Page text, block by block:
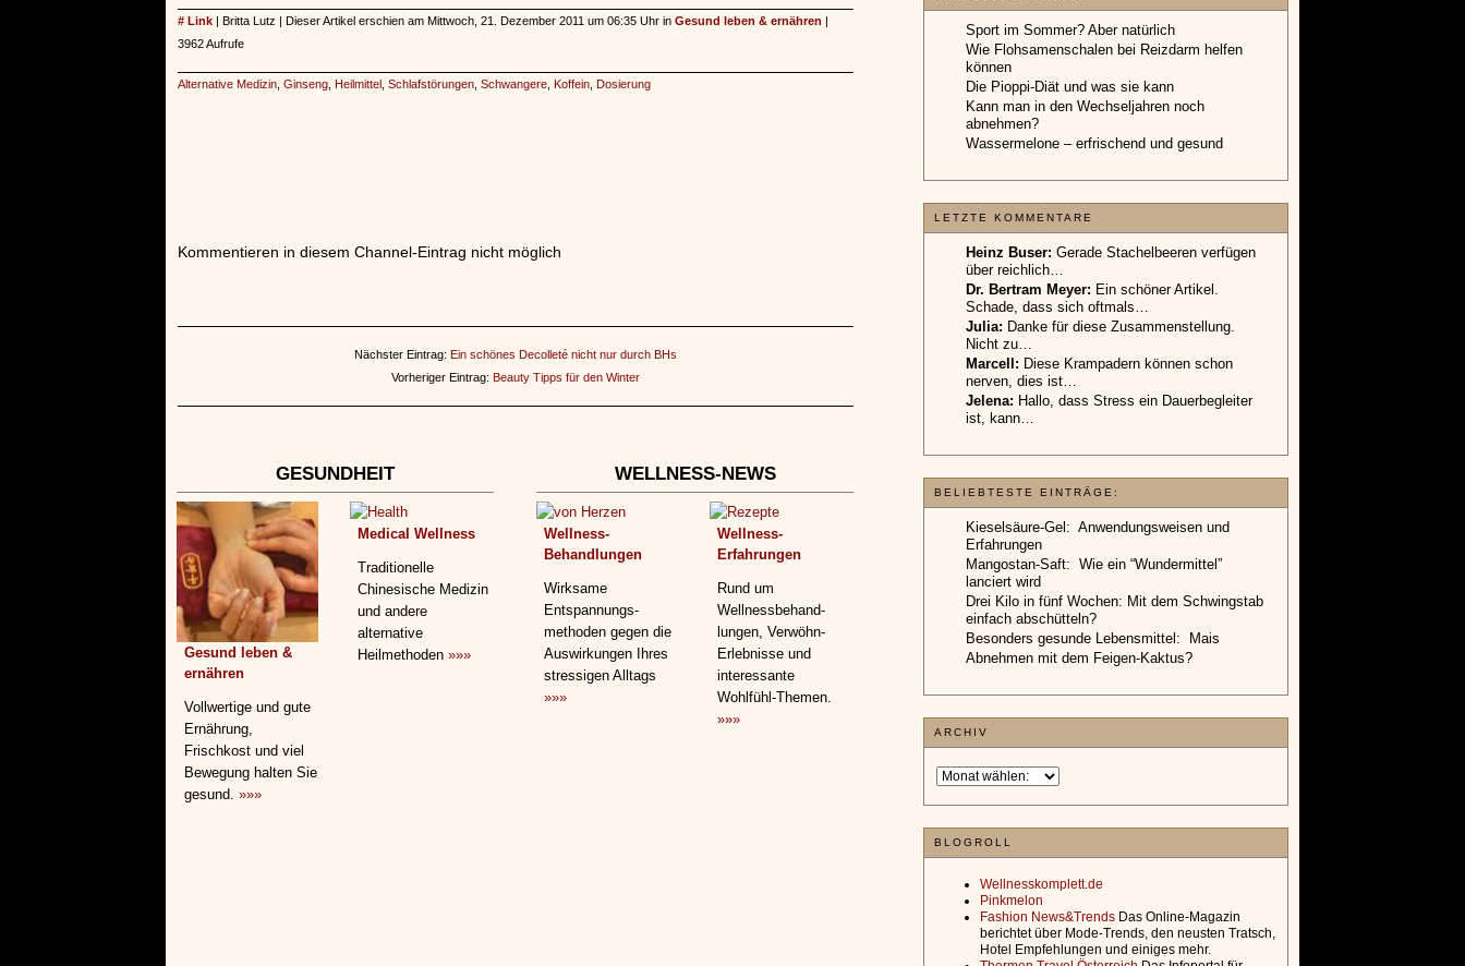
# Link | Britta Lutz | Dieser Artikel erschien am Mittwoch, 21. Dezember 2011 um 06:35 Uhr in Gesund leben & ernähren |
3962 Aufrufe
Alternative Medizin Ginseng Heilmittel Schlafstörungen Schwangere Koffein Dosierung
Kommentieren in diesem Channel-Eintrag nicht möglich
Nächster Eintrag: Ein schönes Decolleté nicht nur durch BHs
Vorheriger Eintrag: Beauty Tipps für den Winter
GESUNDHEIT
Gesund leben &
ernähren
Vollwertige und gute
Ernährung,
Frischkost und viel
Bewegung halten Sie
gesund. »»»
Medical Wellness
Traditionelle
Chinesische Medizin
und andere
alternative
Heilmethoden »»»
WELLNESS-NEWS
Wellness-
Behandlungen
Wirksame
Entspannungs­
methoden gegen die
Auswirkungen Ihres
stressigen Alltags
»»»
Wellness-
Erfahrungen
Rund um
Wellnessbehand­
lungen, Verwöhn-
Erlebnisse und
interessante
Wohlfühl-Themen.
»»»
Die Pioppi-Diät und was sie kann
Kann man in den Wechseljahren noch
abnehmen?
Wassermelone – erfrischend und gesund
LETZTE KOMMENTARE
Dr. Bertram Meyer:
Schade, dass sich oftmals…
Julia: Danke für diese Zusammenstellung.
Nicht zu…
Marcell: Diese Krampadern können schon
nerven, dies ist…
Jelena: Hallo, dass Stress ein Dauerbegleiter
ist, kann…
BELIEBTESTE EINTRÄGE:
Mangostan-Saft: Wie ein “Wundermittel”
lanciert wird
Drei Kilo in fünf Wochen: Mit dem Schwingstab
einfach abschütteln?
Besonders gesunde Lebensmittel: Mais
Abnehmen mit dem Feigen-Kaktus?
ARCHIV
BLOGROLL
Wellnesskomplett.de
Fashion News&Trends
berichtet über Mode-Trends, den neusten Tratsch,
Thermen Travel Österreich
Wellness- und Thermenurlaub in Österreich
Weitere Empfehlungen